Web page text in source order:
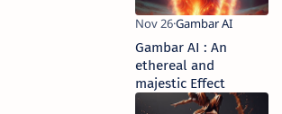
Gambar AI : An
ethereal and
majestic Effect